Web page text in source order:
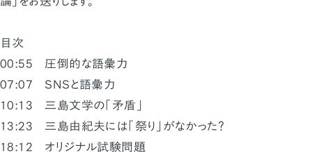
目次
00:55 圧倒的な語彙力
07:07 SNSと語彙力
10:13 三島文学の「矛盾」
13:23 三島由紀夫には「祭り」がなかった？
18:12 オリジナル試験問題